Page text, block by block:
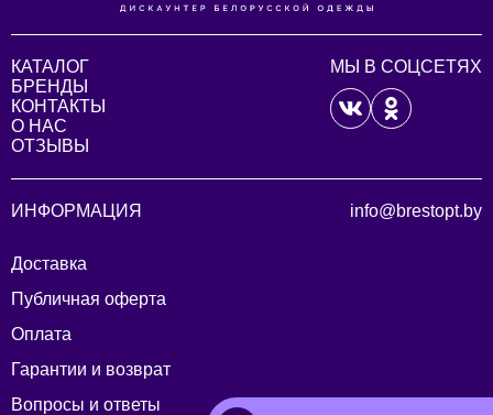
КАТАЛОГ
БРЕНДЫ
КОНТАКТЫ
О НАС
ОТЗЫВЫ
МЫ В СОЦСЕТЯХ
ИНФОРМАЦИЯ
Доставка
Публичная оферта
Оплата
Гарантии и возврат
Вопросы и ответы
info@brestopt.by